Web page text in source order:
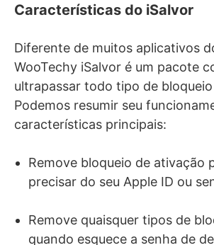
Características do iSalvor
Diferente de muitos aplicativos
WooTechy iSalvor é um pacote
ultrapassar todo tipo de
Podemos resumir seu
características principais:
Remove bloqueio de ativação
precisar do seu Apple ID ou
Remove quaisquer tipos de
quando esquece a senha de